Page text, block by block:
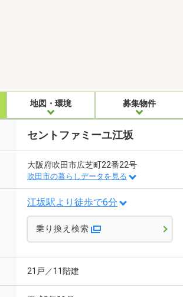
地図・環境 募集物件
セントファミーユ江坂
大阪府吹田市広芝町22番22号
吹田市の暮らしデータを見る
江坂駅より徒歩で6分
乗り換え検索
21戸／11階建